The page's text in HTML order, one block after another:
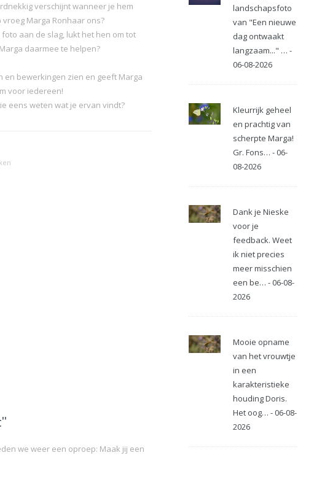
verschijnt wanneer je hem
Marga Ronhaar ons?
aan de slag, lukt het hen om tot
daarmee te helpen?
en bewerkingen zien en geeft Marga
voor iedereen!
eens weten wat je ervan vindt?
we weer een oproep: Maak jij een
landschapsfoto
van "Een nieuwe
dag ontwaakt
langzaam..." … -
06-08-2026
Kleurrijk geheel
en prachtig van
scherpte Marga!
Gr. Fons… - 06-
08-2026
Dank je Nieske
voor je
feedback. Weet
ik niet precies
meer misschien
een be… - 06-08-
2026
Mooie opname
van het vrouwtje
in een
karakteristieke
houding Doris.
Het oog… - 06-08-
2026